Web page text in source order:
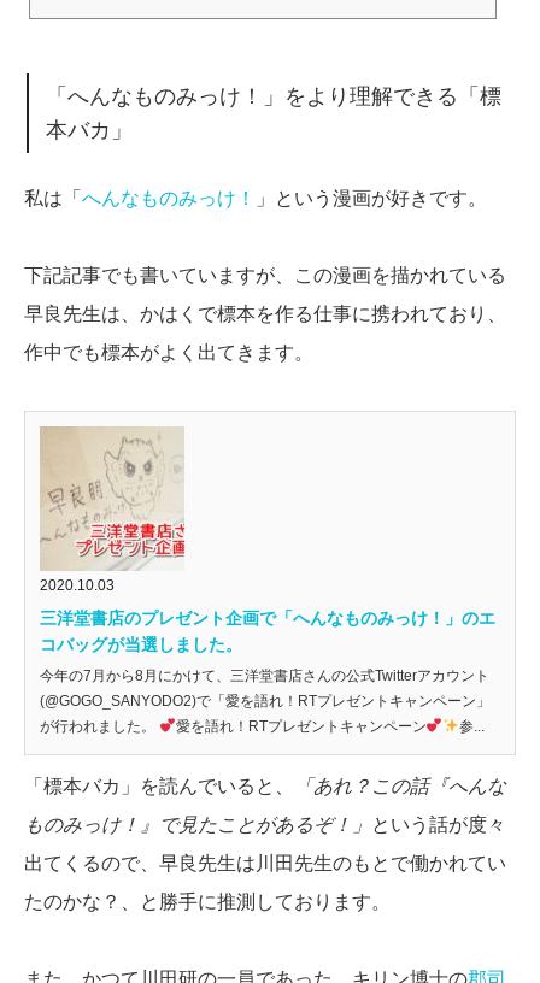
「へんなものみっけ！」をより理解できる「標
本バカ」
私は「 へんなものみっけ！ 」という漫画が好きです。
下記記事でも書いていますが、この漫画を描かれている
早良先生は、かはくで標本を作る仕事に携われており、
作中でも標本がよく出てきます。
2020.10.03
三洋堂書店のプレゼント企画で「へんなものみっけ！」のエ
コバッグが当選しました。
今年の7月から8月にかけて、三洋堂書店さんの公式Twitterアカウント
(@GOGO_SANYODO2)で「愛を語れ！RTプレゼントキャンペーン」
が行われました。
愛を語れ！RTプレゼントキャンペーン 参...
「標本バカ」を読んでいると、
「あれ？この話『へんな
ものみっけ！』で見たことがあるぞ！」 という話が度々
出てくるので、早良先生は川田先生のもとで働かれてい
たのかな？、と勝手に推測しております。
また、かつて川田研の一員であった、キリン博士の郡司